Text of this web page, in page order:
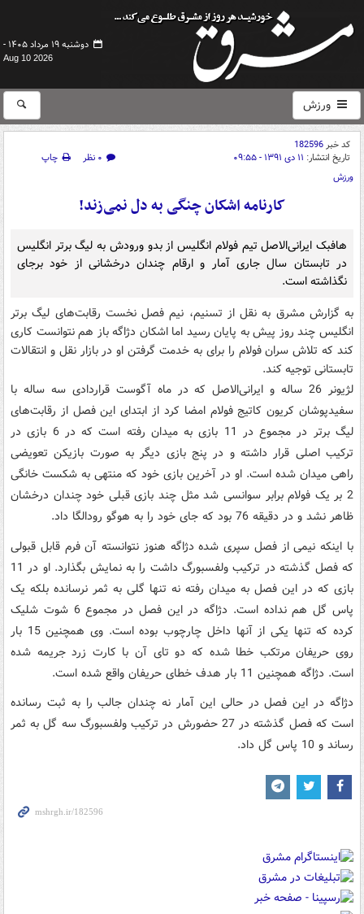
دوشنبه ۱۹ مرداد ۱۴۰۵ -
Aug 10 2026
ورزش
کد خبر182596
تاریخ انتشار: ۱۱ دی ۱۳۹۱ - ۰۹:۵۵ ۰ نظر
چاپ
ورزش
کارنامه اشکان چنگی به دل نمی‌زند!
هافبک ایرانی‌الاصل تیم فولام انگلیس از بدو ورودش به لیگ برتر انگلیس
در تابستان سال جاری آمار و ارقام چندان درخشانی از خود برجای
نگذاشته است.
به گزارش مشرق به نقل از تسنیم، نیم فصل نخست رقابت‌های لیگ برتر
انگلیس چند روز پیش به پایان رسید اما اشکان دژاگه باز هم نتوانست کاری
کند که تلاش سران فولام را برای به خدمت گرفتن او در بازار نقل و انتقالات
تابستانی توجیه کند.
لژیونر 26 ساله و ایرانی‌الاصل که در ماه آگوست قراردادی سه ساله با
سفیدپوشان کریون کاتیج فولام امضا کرد از ابتدای این فصل از رقابت‌های
لیگ برتر در مجموع در 11 بازی به میدان رفته است که در 6 بازی در
ترکیب اصلی قرار داشته و در پنج بازی دیگر به صورت بازیکن تعویضی
راهی میدان شده است. او در آخرین بازی خود که منتهی به شکست خانگی
2 بر یک فولام برابر سوانسی شد مثل چند بازی قبلی خود چندان درخشان
ظاهر نشد و در دقیقه 76 بود که جای خود را به هوگو رودالگا داد.
با اینکه نیمی از فصل سپری شده دژاگه هنوز نتوانسته آن فرم قابل قبولی
که فصل گذشته در ترکیب ولفسبورگ داشت را به نمایش بگذارد. او در 11
بازی که در این فصل به میدان رفته نه تنها گلی به ثمر نرسانده بلکه یک
پاس گل هم نداده است. دژاگه در این فصل در مجموع 6 شوت شلیک
کرده که تنها یکی از آنها داخل چارچوب بوده است. وی همچنین 15 بار
روی حریفان مرتکب خطا شده که دو تای آن با کارت زرد جریمه شده
است. دژاگه همچنین 11 بار هدف خطای حریفان واقع شده است.
دژاگه در این فصل در حالی این آمار نه چندان جالب را به ثبت رسانده
است که فصل گذشته در 27 حضورش در ترکیب ولفسبورگ سه گل به ثمر
رساند و 10 پاس گل داد.